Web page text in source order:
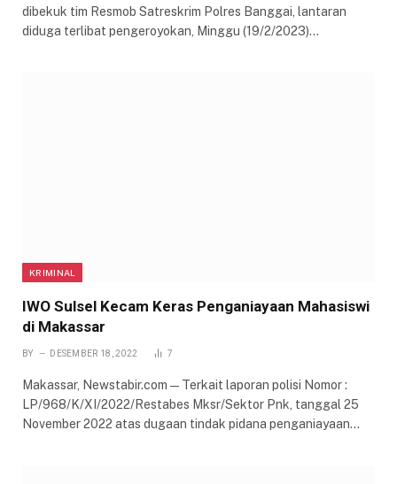
dibekuk tim Resmob Satreskrim Polres Banggai, lantaran
diduga terlibat pengeroyokan, Minggu (19/2/2023)…
KRIMINAL
IWO Sulsel Kecam Keras Penganiayaan Mahasiswi
di Makassar
BY DESEMBER 18, 2022 7
Makassar, Newstabir.com — Terkait laporan polisi Nomor :
LP/968/K/XI/2022/Restabes Mksr/Sektor Pnk, tanggal 25
November 2022 atas dugaan tindak pidana penganiayaan…